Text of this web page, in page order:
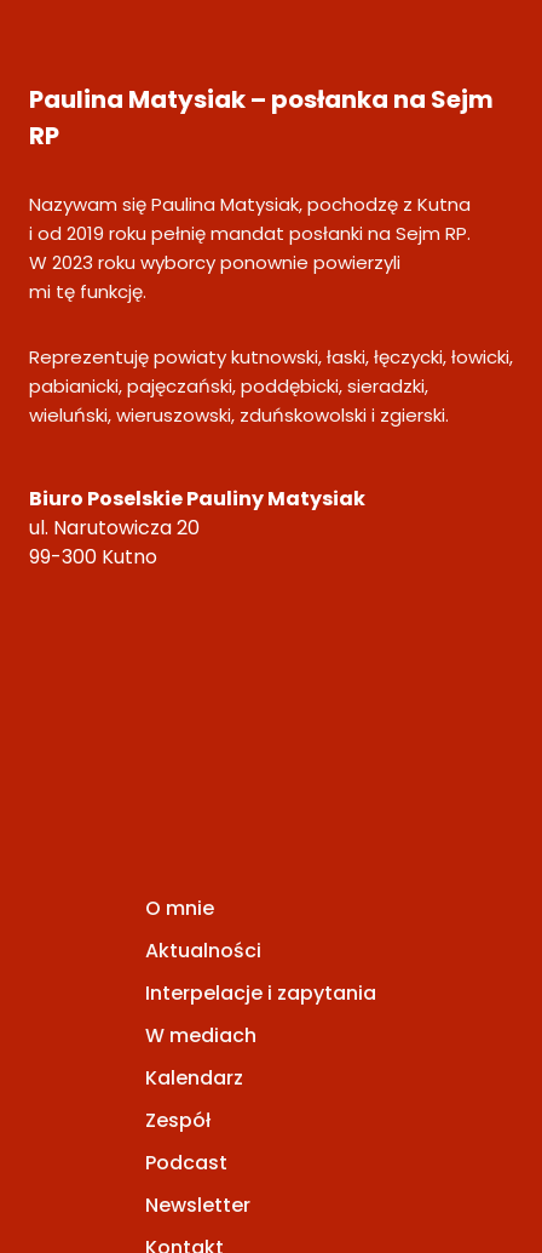
Paulina Matysiak – posłanka na Sejm
RP
Nazywam się Paulina Matysiak, pochodzę z Kutna
i od 2019 roku pełnię mandat posłanki na Sejm RP.
W 2023 roku wyborcy ponownie powierzyli
mi tę funkcję.
Reprezentuję powiaty kutnowski, łaski, łęczycki, łowicki,
pabianicki, pajęczański, poddębicki, sieradzki,
wieluński, wieruszowski, zduńskowolski i zgierski.
Biuro Poselskie Pauliny Matysiak
ul. Narutowicza 20
99-300 Kutno
O mnie
Aktualności
Interpelacje i zapytania
W mediach
Kalendarz
Zespół
Podcast
Newsletter